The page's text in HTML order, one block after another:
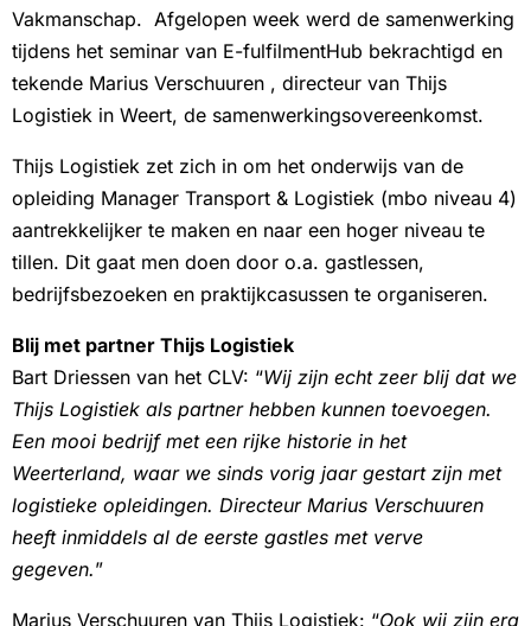
Vakmanschap. Afgelopen week werd de samenwerking
tijdens het seminar van E-fulfilmentHub bekrachtigd en
tekende Marius Verschuuren , directeur van Thijs
Logistiek in Weert, de samenwerkingsovereenkomst.
Thijs Logistiek zet zich in om het onderwijs van de
opleiding Manager Transport & Logistiek (mbo niveau 4)
aantrekkelijker te maken en naar een hoger niveau te
tillen. Dit gaat men doen door o.a. gastlessen,
bedrijfsbezoeken en praktijkcasussen te organiseren.
Blij met partner Thijs Logistiek
Bart Driessen van het CLV: “Wij zijn echt zeer blij dat we
Thijs Logistiek als partner hebben kunnen toevoegen.
Een mooi bedrijf met een rijke historie in het
Weerterland, waar we sinds vorig jaar gestart zijn met
logistieke opleidingen. Directeur Marius Verschuuren
heeft inmiddels al de eerste gastles met verve
gegeven.”
Marius Verschuuren van Thijs Logistiek: “Ook wij zijn erg